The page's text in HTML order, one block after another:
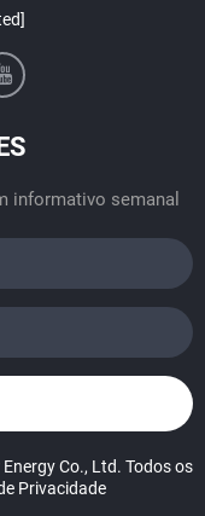
informativo semanal
Co., Ltd. Todos os
Privacidade